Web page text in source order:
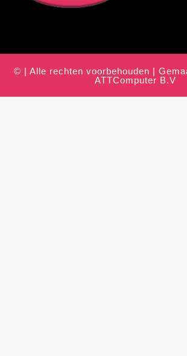
© | Alle rechten voorbehouden |
ATTComputer B.V